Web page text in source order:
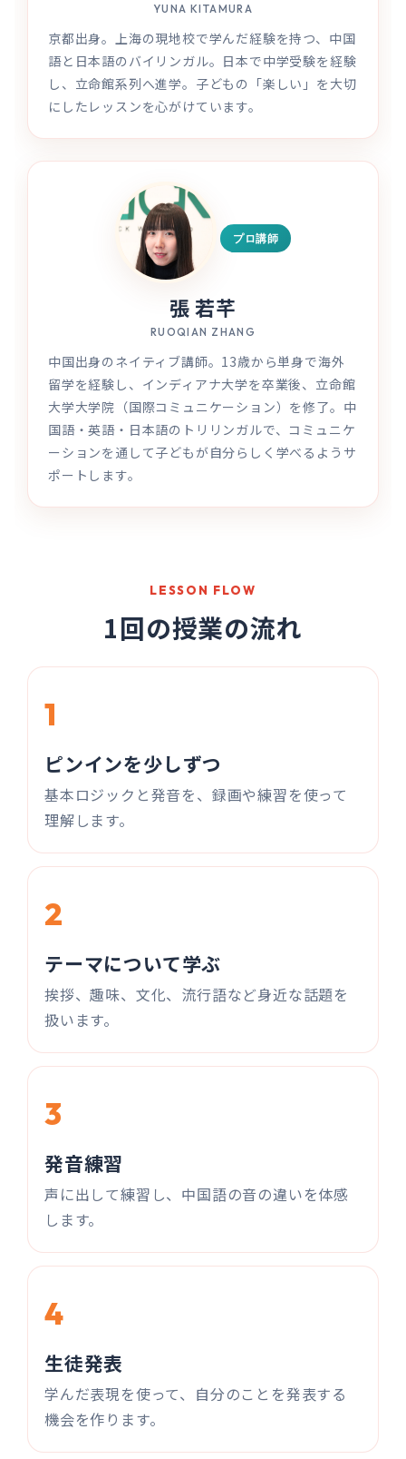
YUNA KITAMURA
京都出身。上海の現地校で学んだ経験を持つ、中国
語と日本語のバイリンガル。日本で中学受験を経験
し、立命館系列へ進学。子どもの「楽しい」を大切
にしたレッスンを心がけています。
プロ講師
張 若芊
RUOQIAN ZHANG
中国出身のネイティブ講師。13歳から単身で海外
留学を経験し、インディアナ大学を卒業後、立命館
大学大学院（国際コミュニケーション）を修了。中
国語・英語・日本語のトリリンガルで、コミュニケ
ーションを通して子どもが自分らしく学べるようサ
ポートします。
LESSON FLOW
1回の授業の流れ
1
ピンインを少しずつ
基本ロジックと発音を、録画や練習を使って
理解します。
2
テーマについて学ぶ
挨拶、趣味、文化、流行語など身近な話題を
扱います。
3
発音練習
声に出して練習し、中国語の音の違いを体感
します。
4
生徒発表
学んだ表現を使って、自分のことを発表する
機会を作ります。